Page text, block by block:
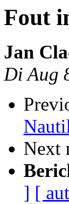
Fout
Jan
Di Aug
Next
] [